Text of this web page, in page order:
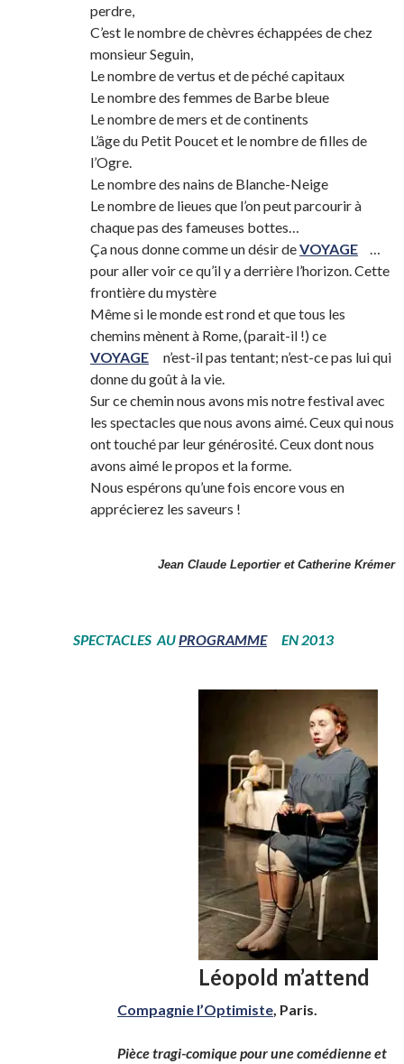
perdre,
C’est le nombre de chèvres échappées de chez
monsieur Seguin,
Le nombre de vertus et de péché capitaux
Le nombre des femmes de Barbe bleue
Le nombre de mers et de continents
L’âge du Petit Poucet et le nombre de filles de
l’Ogre.
Le nombre des nains de Blanche-Neige
Le nombre de lieues que l’on peut parcourir à
chaque pas des fameuses bottes…
Ça nous donne comme un désir deVOYAGE
pour aller voir ce qu’il y a derrière l’horizon. Cette
frontière du mystère
Même si le monde est rond et que tous les
chemins mènent à Rome, (parait-il !) ce
VOYAGE
n’est-il pas tentant; n’est-ce pas lui qui
donne du goût à la vie.
Sur ce chemin nous avons mis notre festival avec
les spectacles que nous avons aimé. Ceux qui nous
ont touché par leur générosité. Ceux dont nous
avons aimé le propos et la forme.
Nous espérons qu’une fois encore vous en
apprécierez les saveurs !
Jean Claude Leportier et Catherine Krémer
SPECTACLES AU PROGRAMME EN 2013
Léopold m’attend
Compagnie l’Optimiste Paris.
Pièce tragi-comique pour une comédienne et